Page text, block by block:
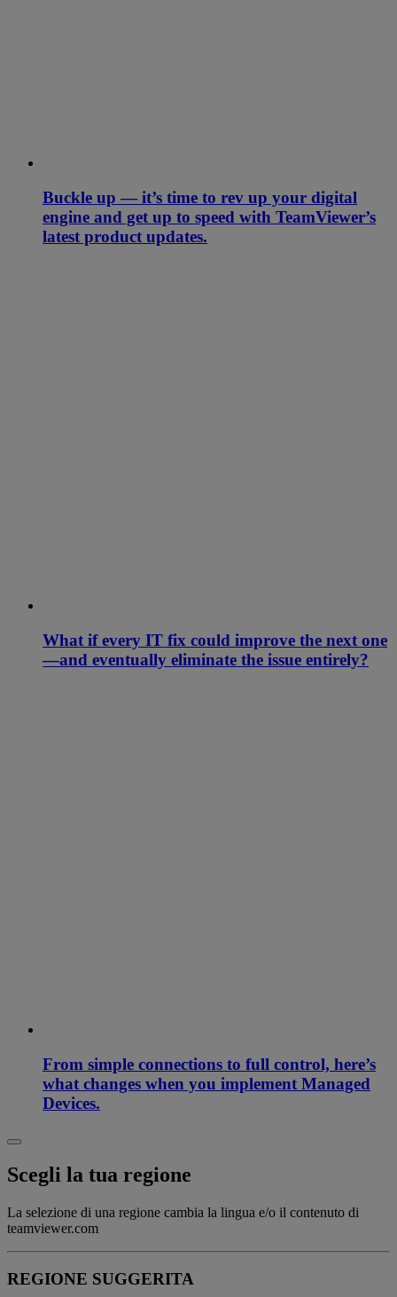
Buckle up — it’s time to rev up your digital
engine and get up to speed with TeamViewer’s
latest product updates.
What if every IT fix could improve the next one
—and eventually eliminate the issue entirely?
From simple connections to full control, here’s
what changes when you implement Managed
Devices.
Scegli la tua regione
La selezione di una regione cambia la lingua e/o il contenuto di
teamviewer.com
REGIONE SUGGERITA